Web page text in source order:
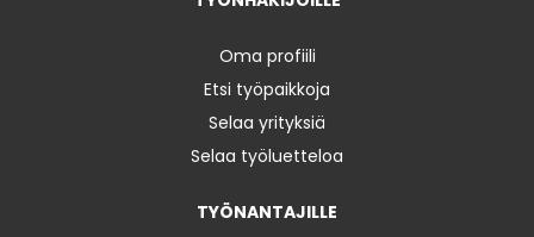
Oma profiili
Etsi työpaikkoja
Selaa yrityksiä
Selaa työluetteloa
TYÖNANTAJILLE